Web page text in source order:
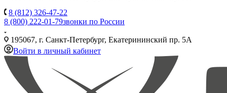
8 (812) 326-47-22
8 (800) 222-01-79звонки по России
195067, г. Санкт-Петербург, Екатерининский пр. 5А
Войти в личный кабинет